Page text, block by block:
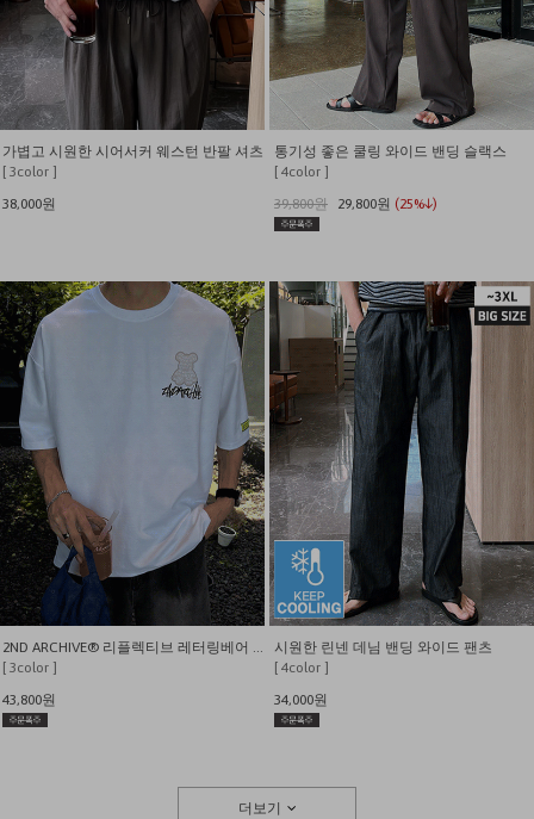
가볍고 시원한 시어서커 웨스턴 반팔 셔츠
[ 3color ]
38,000원
통기성 좋은 쿨링 와이드 밴딩 슬랙스
[ 4color ]
39,800원
29,800원 (25%↓)
[ 3color ]
43,800원
시원한 린넨 데님 밴딩 와이드 팬츠
[ 4color ]
34,000원
더보기